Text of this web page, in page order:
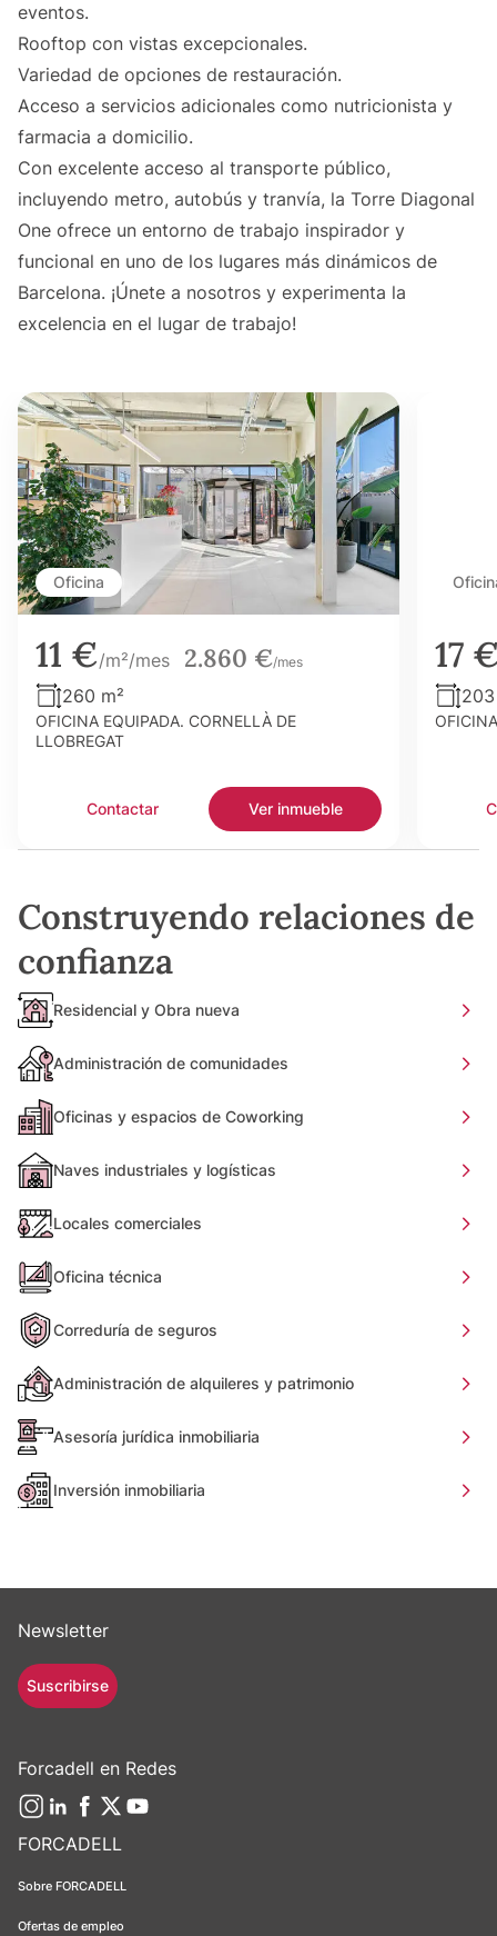
eventos.
Rooftop con vistas excepcionales.
Variedad de opciones de restauración.
Acceso a servicios adicionales como nutricionista y
farmacia a domicilio.
Con excelente acceso al transporte público,
incluyendo metro, autobús y tranvía, la Torre Diagonal
One ofrece un entorno de trabajo inspirador y
funcional en uno de los lugares más dinámicos de
Barcelona. ¡Únete a nosotros y experimenta la
excelencia en el lugar de trabajo!
Oficina
11 €/m²/mes 2.860 €/mes
260 m²
OFICINA EQUIPADA. CORNELLÀ DE
LLOBREGAT
Contactar Ver inmueble
17
Construyendo relaciones de
confianza
Residencial y Obra nueva
Administración de comunidades
Oficinas y espacios de Coworking
Naves industriales y logísticas
Locales comerciales
Oficina técnica
Correduría de seguros
Administración de alquileres y patrimonio
Asesoría jurídica inmobiliaria
Inversión inmobiliaria
FORCADELL
Sobre FORCADELL
Ofertas de empleo
Newsletter
Suscribirse
Forcadell en Redes